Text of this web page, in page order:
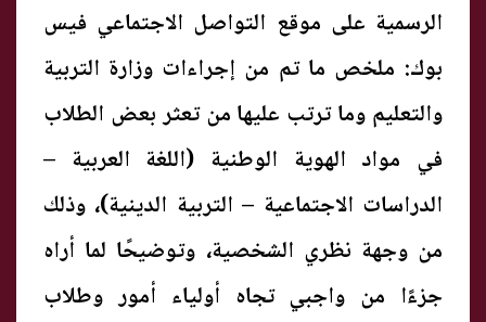
الرسمية على موقع التواصل الاجتماعي فيس
بوك: ملخص ما تم من إجراءات وزارة التربية
والتعليم وما ترتب عليها من تعثر بعض الطلاب
في مواد الهوية الوطنية (اللغة العربية –
الدراسات الاجتماعية – التربية الدينية)، وذلك
من وجهة نظري الشخصية، وتوضيحًا لما أراه
جزءًا من واجبي تجاه أولياء أمور وطلاب